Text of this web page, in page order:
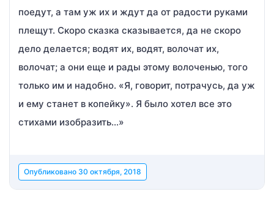
поедут, а там уж их и ждут да от радости руками
плещут. Скоро сказка сказывается, да не скоро
дело делается; водят их, водят, волочат их,
волочат; а они еще и рады этому волоченью, того
только им и надобно. «Я, говорит, потрачусь, да уж
и ему станет в копейку». Я было хотел все это
стихами изобразить…»
Опубликовано 30 октября, 2018